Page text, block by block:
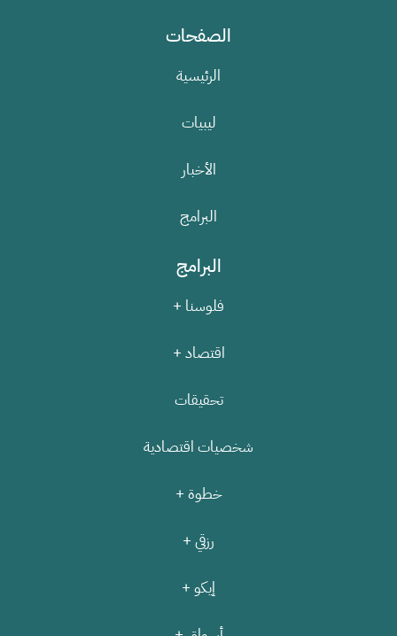
الصفحات
الرئيسية
ليبيات
الأخبار
البرامج
البرامج
فلوسنا +
اقتصاد +
تحقيقات
شخصيات اقتصادية
خطوة +
رزقي +
إيكو +